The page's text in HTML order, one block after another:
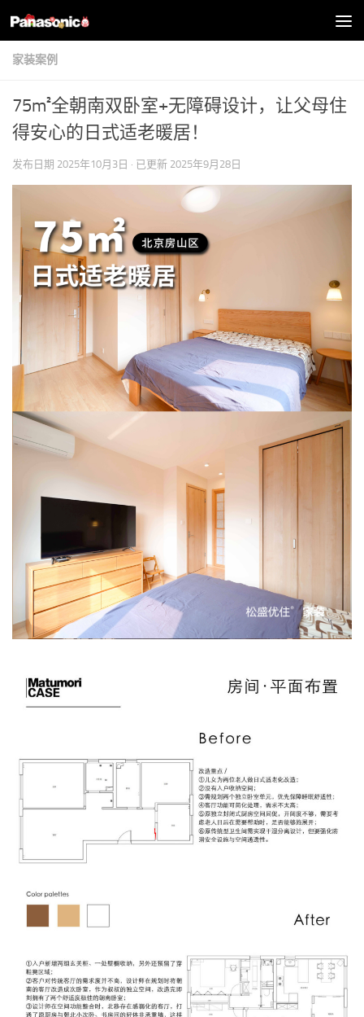
跳至内容
家装案例
75m²全朝南双卧室+无障碍设计，让父母住
得安心的日式适老暖居！
发布日期 2025年10月3日 · 已更新 2025年9月28日